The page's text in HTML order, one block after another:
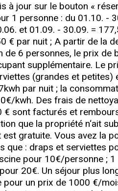
à jour sur le bouton «
1 personne : du 01.10. -
et 01.09. - 30.09. =
€ par nuit ; A partir de la
de 6 personnes, le prix de
supplémentaire. Le
(grandes et petites)
par nuit ; la
kwh. Des frais de
sont facturés et
que la propriété n‘ait
est gratuite. Vous avez la
que : draps et serviettes
pour 10€/personne ; 1
20€. Un séjour plus
pour un prix de 1000 €/